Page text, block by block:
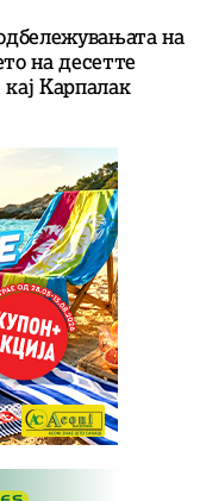
на
на десетте
Карпалак